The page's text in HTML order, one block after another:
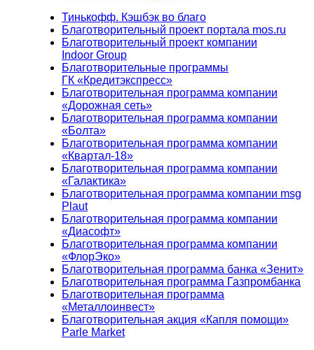
Тинькофф. Кэшбэк во благо
Благотворительный проект портала mos.ru
Благотворительный проект компании
Indoor Group
Благотворительные программы
ГК «Кредитэкспресс»
Благотворительная программа компании
«Дорожная сеть»
Благотворительная программа компании
«Болта»
Благотворительная программа компании
«Квартал-18»
Благотворительная программа компании
«Галактика»
Благотворительная программа компании msg
Plaut
Благотворительная программа компании
«Диасофт»
Благотворительная программа компании
«ФлорЭко»
Благотворительная программа банка «Зенит»
Благотворительная программа Газпромбанка
Благотворительная программа
«Металлоинвест»
Благотворительная акция «Капля помощи»
Parle Market